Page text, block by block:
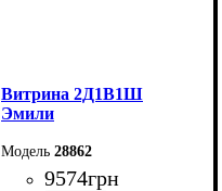
Витрина 2Д1В1Ш
Эмили
28862
9574грн